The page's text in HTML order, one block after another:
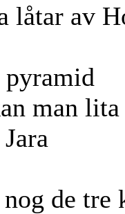
låtar av
pyramid
man lita
de tre